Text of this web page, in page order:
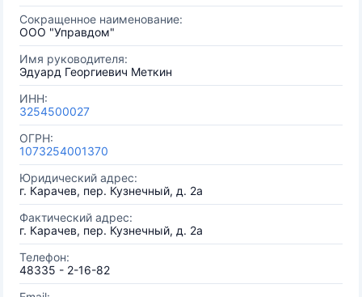
Сокращенное наименование:
ООО "Управдом"
Имя руководителя:
Эдуард Георгиевич Меткин
ИНН:
3254500027
ОГРН:
1073254001370
Юридический адрес:
г. Карачев, пер. Кузнечный, д. 2а
Фактический адрес:
г. Карачев, пер. Кузнечный, д. 2а
Телефон:
48335 - 2-16-82